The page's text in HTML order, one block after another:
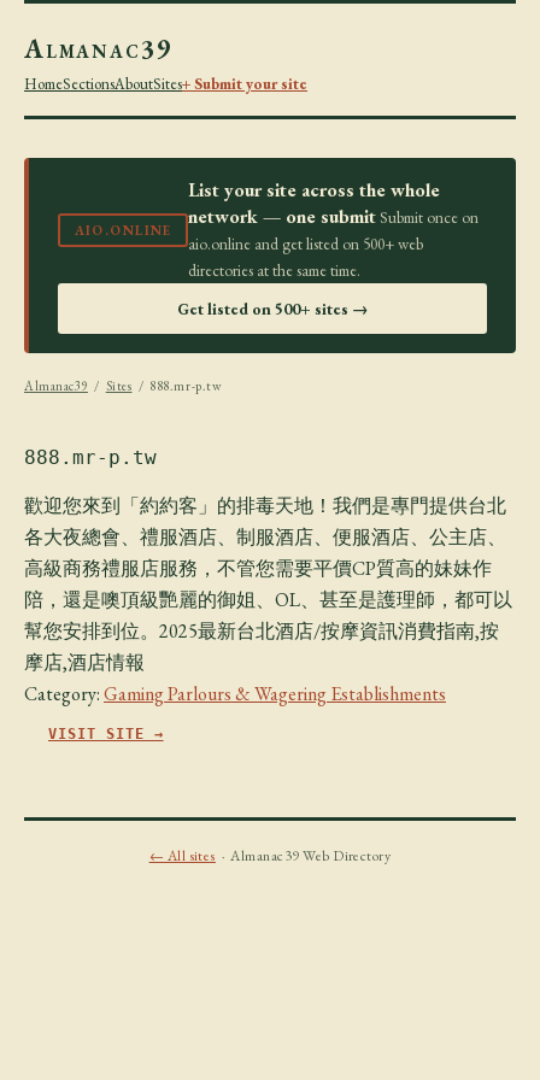
Almanac39
HomeSectionsAboutSites+ Submit your site
AIO.ONLINE
List your site across the whole
network — one submit Submit once on
aio.online and get listed on 500+ web
directories at the same time.
Get listed on 500+ sites →
Almanac39 / Sites / 888.mr-p.tw
888.mr-p.tw
歡迎您來到「約約客」的排毒天地！我們是專門提供台北
各大夜總會、禮服酒店、制服酒店、便服酒店、公主店、
高級商務禮服店服務，不管您需要平價CP質高的妹妹作
陪，還是噢頂級艷麗的御姐、OL、甚至是護理師，都可以
幫您安排到位。2025最新台北酒店/按摩資訊消費指南,按
摩店,酒店情報
Category:Gaming Parlours & Wagering Establishments
VISIT SITE →
← All sites · Almanac39 Web Directory